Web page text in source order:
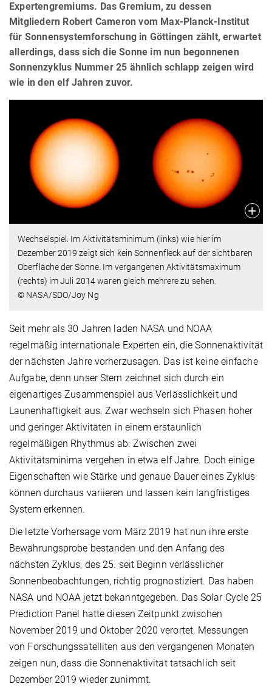
Expertengremiums. Das Gremium, zu dessen
Mitgliedern Robert Cameron vom Max-Planck-Institut
für Sonnensystemforschung in Göttingen zählt, erwartet
allerdings, dass sich die Sonne im nun begonnenen
Sonnenzyklus Nummer 25 ähnlich schlapp zeigen wird
wie in den elf Jahren zuvor.
Wechselspiel: Im Aktivitätsminimum (links) wie hier im
Dezember 2019 zeigt sich kein Sonnenfleck auf der sichtbaren
Oberfläche der Sonne. Im vergangenen Aktivitätsmaximum
(rechts) im Juli 2014 waren gleich mehrere zu sehen.
© NASA/SDO/Joy Ng
Seit mehr als 30 Jahren laden NASA und NOAA
regelmäßig internationale Experten ein, die Sonnenaktivität
der nächsten Jahre vorherzusagen. Das ist keine einfache
Aufgabe, denn unser Stern zeichnet sich durch ein
eigenartiges Zusammenspiel aus Verlässlichkeit und
Launenhaftigkeit aus. Zwar wechseln sich Phasen hoher
und geringer Aktivitäten in einem erstaunlich
regelmäßigen Rhythmus ab: Zwischen zwei
Aktivitätsminima vergehen in etwa elf Jahre. Doch einige
Eigenschaften wie Stärke und genaue Dauer eines Zyklus
können durchaus variieren und lassen kein langfristiges
System erkennen.
Die letzte Vorhersage vom März 2019 hat nun ihre erste
Bewährungsprobe bestanden und den Anfang des
nächsten Zyklus, des 25. seit Beginn verlässlicher
Sonnenbeobachtungen, richtig prognostiziert. Das haben
NASA und NOAA jetzt bekanntgegeben. Das Solar Cycle 25
Prediction Panel hatte diesen Zeitpunkt zwischen
November 2019 und Oktober 2020 verortet. Messungen
von Forschungssatelliten aus den vergangenen Monaten
zeigen nun, dass die Sonnenaktivität tatsächlich seit
Dezember 2019 wieder zunimmt.